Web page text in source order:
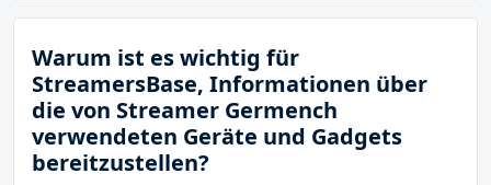
Warum ist es wichtig für
StreamersBase, Informationen über
die von Streamer Germench
verwendeten Geräte und Gadgets
bereitzustellen?